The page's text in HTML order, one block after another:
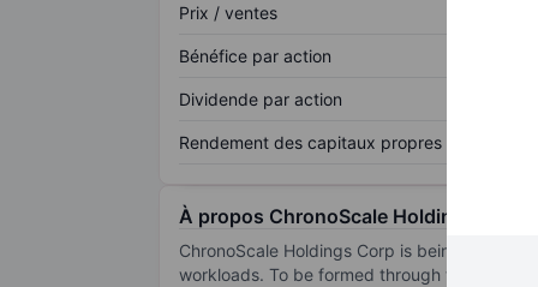
Prix / ventes
Bénéfice par action
Dividende par action
Rendement des capitaux propres
À propos ChronoScale Holdings Corp.
ChronoScale Holdings Corp is being
workloads. To be formed through the